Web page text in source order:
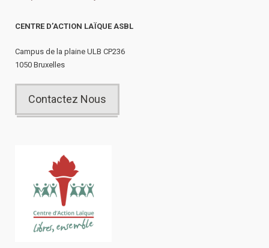
CENTRE D’ACTION LAÏQUE ASBL
Campus de la plaine ULB CP236
1050 Bruxelles
Contactez Nous